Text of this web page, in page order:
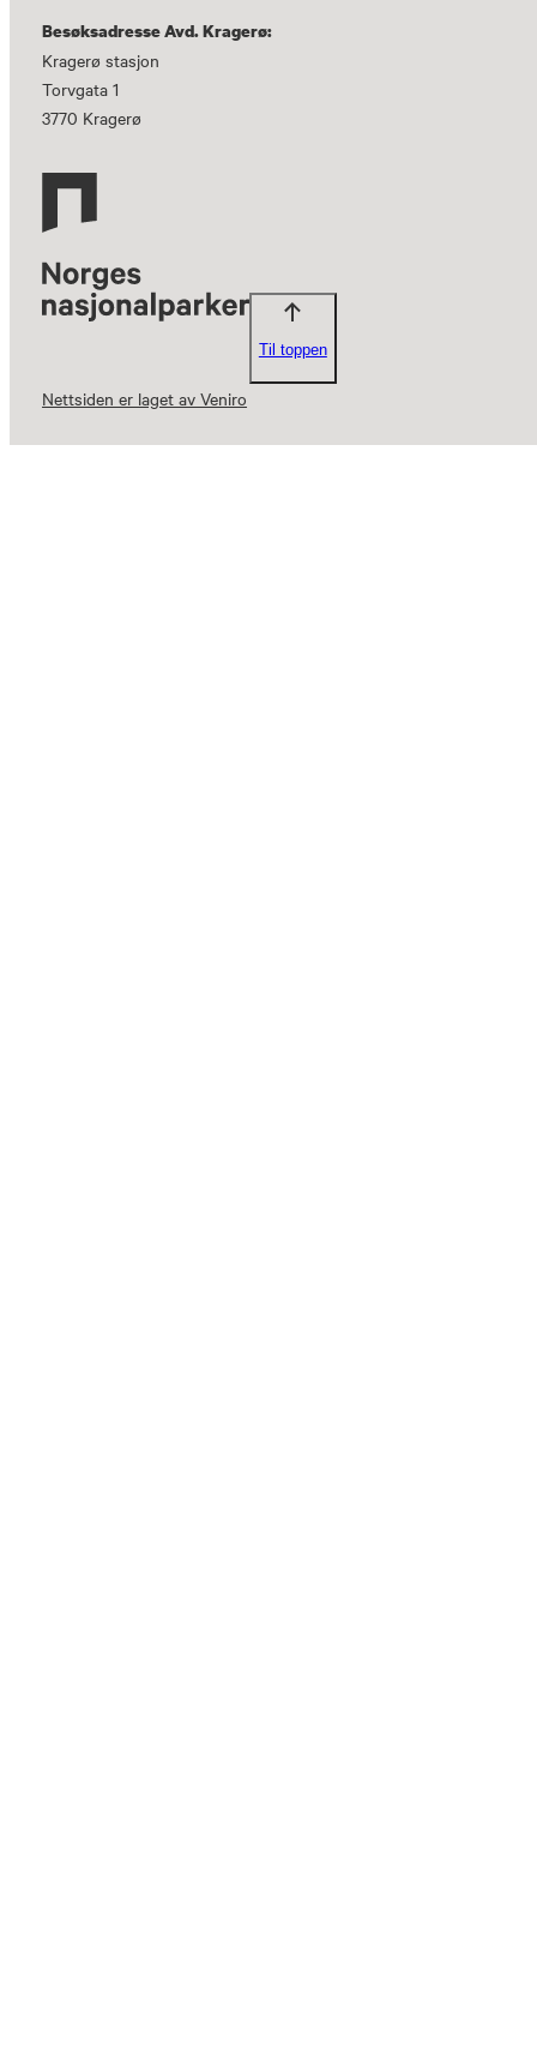
Besøksadresse Avd. Kragerø:
Kragerø stasjon
Torvgata 1
3770 Kragerø
Til toppen
Nettsiden er laget av Veniro